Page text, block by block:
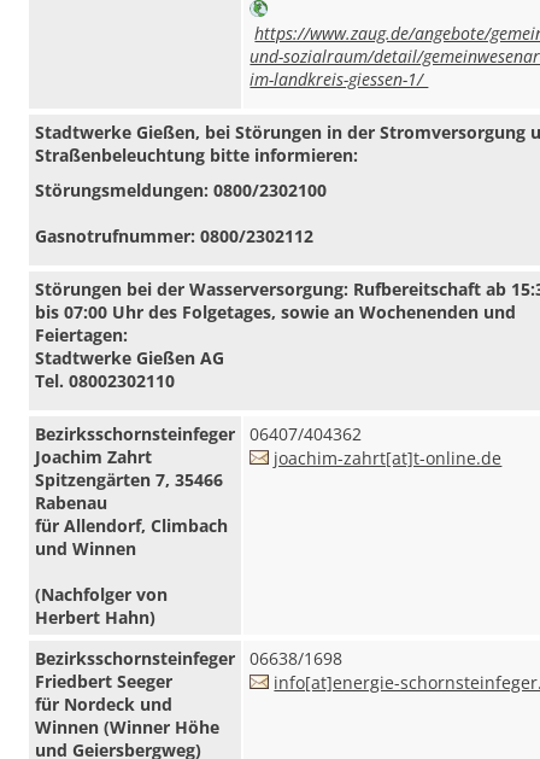
https://www.zaug.de/angebote/
und-sozialraum/detail/
im-landkreis-giessen-1/
Stadtwerke Gießen, bei Störungen in der Stromversorgung
Straßenbeleuchtung bitte informieren:
Störungsmeldungen: 0800/2302100
Gasnotrufnummer: 0800/2302112
Störungen bei der Wasserversorgung: Rufbereitschaft ab
bis 07:00 Uhr des Folgetages, sowie an Wochenenden und
Feiertagen:
Stadtwerke Gießen AG
Tel.08002302110
Bezirksschornsteinfeger
Joachim Zahrt
Spitzengärten 7, 35466
Rabenau
für Allendorf, Climbach
und Winnen
(Nachfolger von
Herbert Hahn)
06407/404362
joachim-zahrt[at]t-online.de
Bezirksschornsteinfeger
Friedbert Seeger
für Nordeck und
Winnen (Winner Höhe
und Geiersbergweg)
06638/1698
info[at]energie-